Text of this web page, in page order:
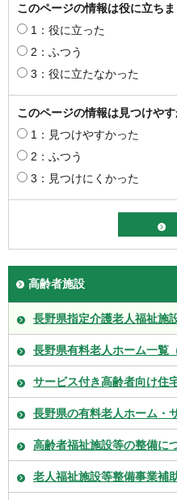
このページの情報は役に立ちま
1：役に立った
2：ふつう
3：役に立たなかった
このページの情報は見つけや
1：見つけやすかった
2：ふつう
3：見つけにくかった
高齢者施設
長野県指定介護老人福祉施
長野県有料老人ホーム一覧
サービス付き高齢者向け住
長野県の有料老人ホーム・
高齢者福祉施設等の整備に
老人福祉施設等整備事業補